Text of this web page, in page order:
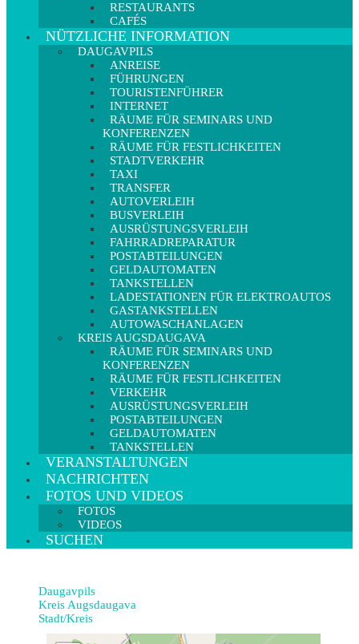
RESTAURANTS
CAFÉS
NÜTZLICHE INFORMATION
DAUGAVPILS
ANREISE
FÜHRUNGEN
TOURISTENFÜHRER
INTERNET
RÄUME FÜR SEMINARS UND
KONFERENZEN
RÄUME FÜR FESTLICHKEITEN
STADTVERKEHR
TAXI
TRANSFER
AUTOVERLEIH
BUSVERLEIH
AUSRÜSTUNGSVERLEIH
FAHRRADREPARATUR
POSTABTEILUNGEN
GELDAUTOMATEN
TANKSTELLEN
LADESTATIONEN FÜR ELEKTROAUTOS
GASTANKSTELLEN
AUTOWASCHANLAGEN
KREIS AUGSDAUGAVA
RÄUME FÜR SEMINARS UND
KONFERENZEN
RÄUME FÜR FESTLICHKEITEN
VERKEHR
AUSRÜSTUNGSVERLEIH
POSTABTEILUNGEN
GELDAUTOMATEN
TANKSTELLEN
VERANSTALTUNGEN
NACHRICHTEN
FOTOS UND VIDEOS
FOTOS
VIDEOS
SUCHEN
Daugavpils
Kreis Augsdaugava
Stadt/Kreis